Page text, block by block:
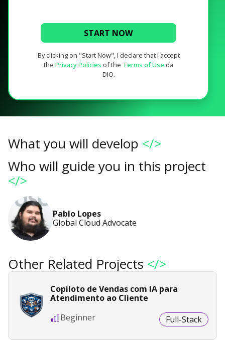
START NOW
By clicking on "Start Now", I declare that I accept
the Privacy Policies of the Terms of Use da
DIO.
What you will develop </>
Who will guide you in this project
</>
Pablo Lopes
Global Cloud Advocate
Other Related Projects </>
Copiloto de Vendas com IA para
Atendimento ao Cliente
Beginner
Full-Stack